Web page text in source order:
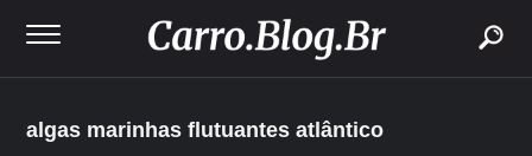
algas marinhas flutuantes atlântico